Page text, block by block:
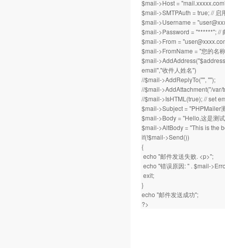
$mail->Host =
$mail->SMTPAuth = true; // 启
$mail->Username = "
$mail->Password = "******"; //
$mail->From = "
$mail->FromName = "您的名
$mail-
email","收件人姓名")
//$mail->AddReplyTo("", "");
//$mail->AddAttachment("/var/
//$mail->IsHTML(true); // set
$mail->Subject = "PHPMailer
$mail->Body = "Hello,这是测
$mail->AltBody = "This is the
if(!$mail->Send())
{
echo "邮件发送失败. <p>";
echo "错误原因: " . $mail-
exit;
}
echo "邮件发送成功";
?>